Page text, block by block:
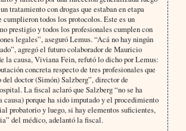
tratamiento con drogas que estaban en etapa
cumplieron todos los protocolos. Este es un
prestigio y todos los profesionales cumplen con
legales”, aseguró Lemus. “Acá no hay ningún
agregó el futuro colaborador de Mauricio
la causa, Viviana Fein, refutó lo dicho por Lemus:
concreta respecto de tres profesionales que
doctor (Simón) Salzberg”, director de
La fiscal aclaró que Salzberg “no se ha
causa) porque ha sido imputado y el procedimiento
probatorio y luego, si hay elementos suficientes,
del médico, adelantó la fiscal.